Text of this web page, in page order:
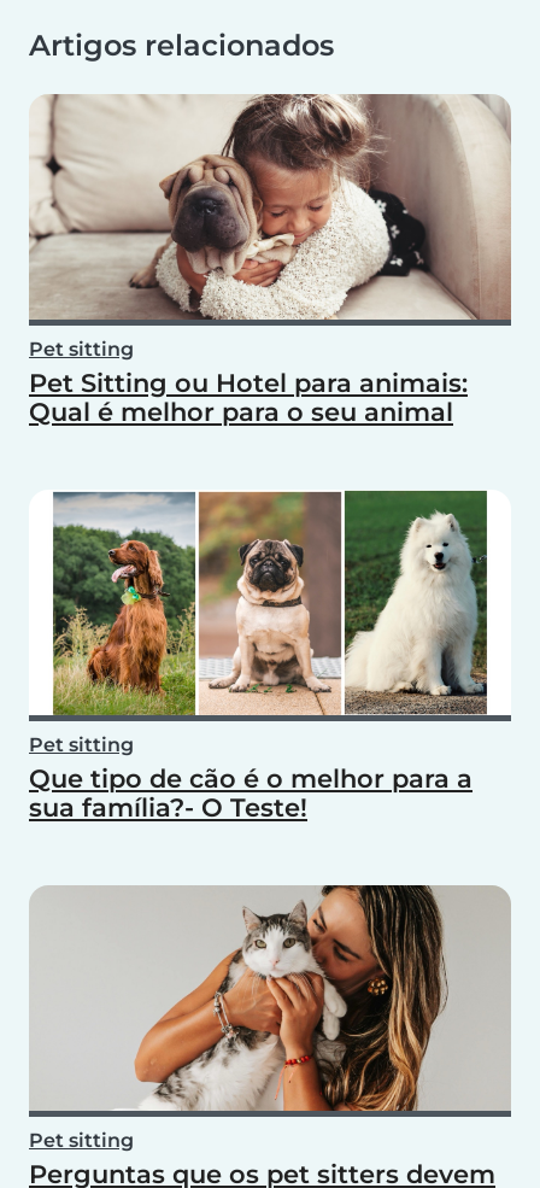
Artigos relacionados
Pet sitting
Pet Sitting ou Hotel para animais:
Qual é melhor para o seu animal
Pet sitting
Que tipo de cão é o melhor para a
sua família?- O Teste!
Pet sitting
Perguntas que os pet sitters devem